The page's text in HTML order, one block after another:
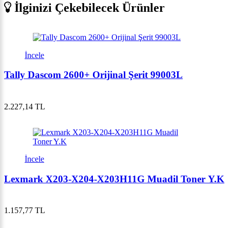
İlginizi Çekebilecek Ürünler
İncele
Tally Dascom 2600+ Orijinal Şerit 99003L
2.227,14 TL
İncele
Lexmark X203-X204-X203H11G Muadil Toner Y.K
1.157,77 TL